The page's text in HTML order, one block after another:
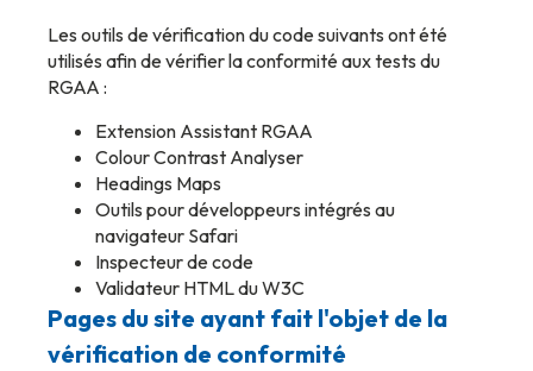
Les outils de vérification du code suivants ont été
utilisés afin de vérifier la conformité aux tests du
RGAA :
Extension Assistant RGAA
Colour Contrast Analyser
Headings Maps
Outils pour développeurs intégrés au
navigateur Safari
Inspecteur de code
Validateur HTML du W3C
Pages du site ayant fait l'objet de la
vérification de conformité